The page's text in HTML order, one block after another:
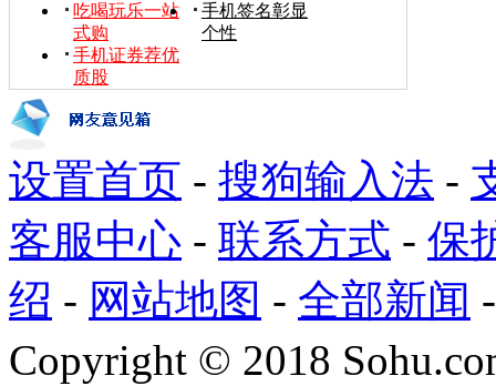
吃喝玩乐一站
式购
手机签名彰显
个性
手机证券荐优
质股
设置首页 - 搜狗输入法 -
客服中心 - 联系方式 - 保
绍 - 网站地图 - 全部新闻
Copyright © 2018